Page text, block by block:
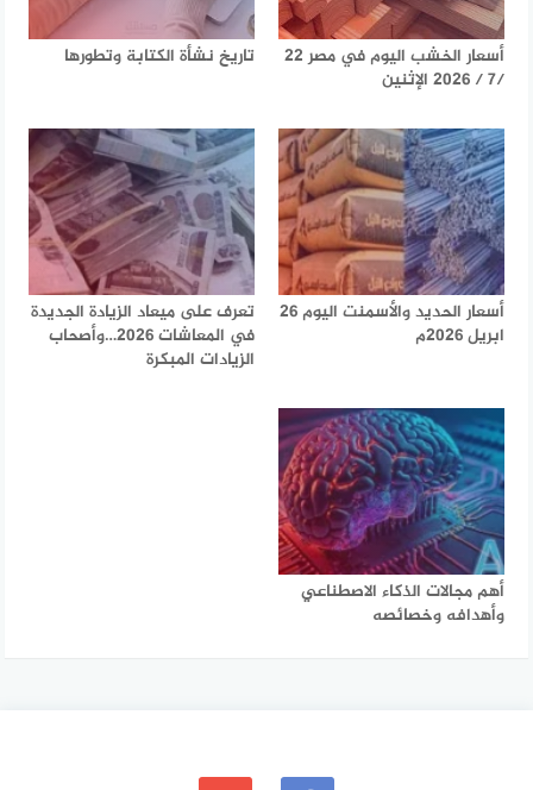
أسعار الخشب اليوم في مصر 22
/7 / 2026 الإثنين
تاريخ نشأة الكتابة وتطورها
أسعار الحديد والأسمنت اليوم 26
ابريل 2026م
تعرف على ميعاد الزيادة الجديدة
في المعاشات 2026…وأصحاب
الزيادات المبكرة
أهم مجالات الذكاء الاصطناعي
وأهدافه وخصائصه